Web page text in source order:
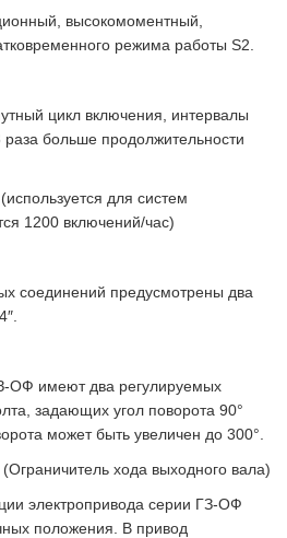
высокомоментный,
режима работы S2.
цикл включения, интервалы
больше продолжительности
для систем
1200 включений/час)
соединений предусмотрены два
ОФ имеют два регулируемых
задающих угол поворота 90°
может быть увеличен до 300°.
хода выходного вала)
электропривода серии ГЗ-ОФ
положения. В привод